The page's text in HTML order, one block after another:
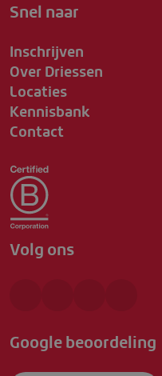
Snel naar
Inschrijven
Over Driessen
Locaties
Kennisbank
Contact
Volg ons
Google beoordeling